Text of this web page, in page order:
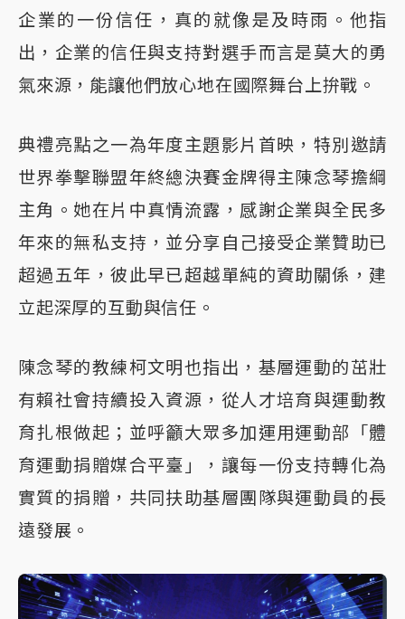
企業的一份信任，真的就像是及時雨。他指
出，企業的信任與支持對選手而言是莫大的勇
氣來源，能讓他們放心地在國際舞台上拚戰。
典禮亮點之一為年度主題影片首映，特別邀請
世界拳擊聯盟年終總決賽金牌得主陳念琴擔綱
主角。她在片中真情流露，感謝企業與全民多
年來的無私支持，並分享自己接受企業贊助已
超過五年，彼此早已超越單純的資助關係，建
立起深厚的互動與信任。
陳念琴的教練柯文明也指出，基層運動的茁壯
有賴社會持續投入資源，從人才培育與運動教
育扎根做起；並呼籲大眾多加運用運動部「體
育運動捐贈媒合平臺」，讓每一份支持轉化為
實質的捐贈，共同扶助基層團隊與運動員的長
遠發展。